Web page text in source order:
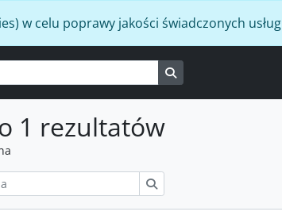
w celu poprawy jakości świadczonych
1 rezultatów